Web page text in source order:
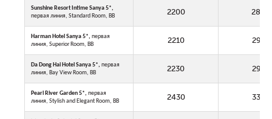
Sunshine Resort Intime Sanya 5*,
первая линия, Standard Room, BB
2200 2890
Harman Hotel Sanya 5*, первая
линия, Superior Room, BB
2210 2905
Da Dong Hai Hotel Sanya 5*, первая
линия, Bay View Room, BB
2230 2950
Pearl River Garden 5*, первая
линия, Stylish and Elegant Room, BB
2430 3350